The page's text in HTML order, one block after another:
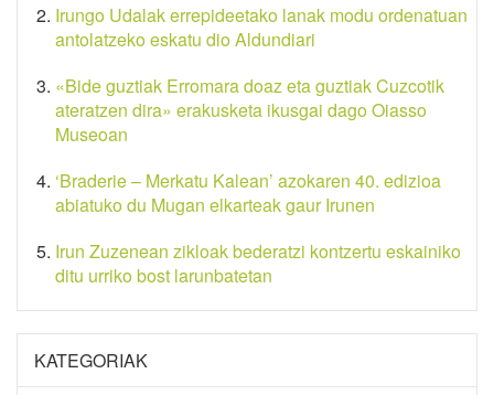
Irungo Udalak errepideetako lanak modu ordenatuan
antolatzeko eskatu dio Aldundiari
«Bide guztiak Erromara doaz eta guztiak Cuzcotik
ateratzen dira» erakusketa ikusgai dago Oiasso
Museoan
‘Braderie – Merkatu Kalean’ azokaren 40. edizioa
abiatuko du Mugan elkarteak gaur Irunen
Irun Zuzenean zikloak bederatzi kontzertu eskainiko
ditu urriko bost larunbatetan
KATEGORIAK